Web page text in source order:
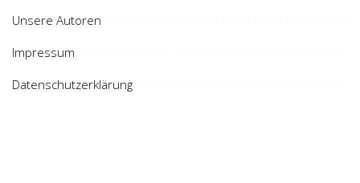
Unsere Autoren
Impressum
Datenschutzerklärung